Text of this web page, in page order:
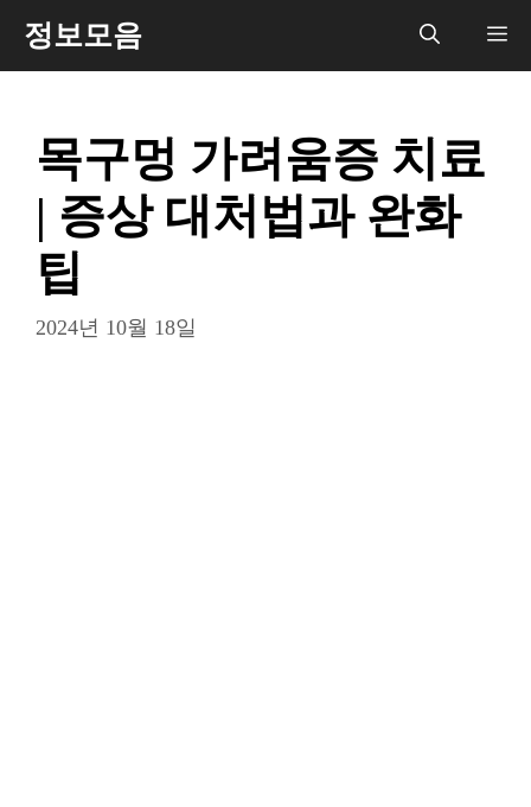
정보모음 메
목구멍 가려움증 치료
| 증상 대처법과 완화
팁
2024년 10월 18일